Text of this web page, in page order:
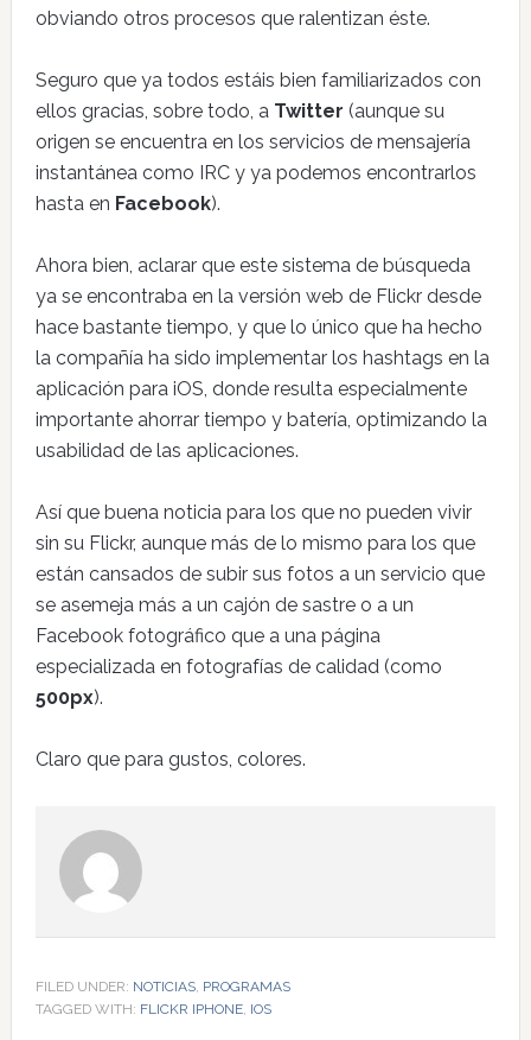
obviando otros procesos que ralentizan éste.
Seguro que ya todos estáis bien familiarizados con
ellos gracias, sobre todo, a Twitter (aunque su
origen se encuentra en los servicios de mensajería
instantánea como IRC y ya podemos encontrarlos
hasta en Facebook).
Ahora bien, aclarar que este sistema de búsqueda
ya se encontraba en la versión web de Flickr desde
hace bastante tiempo, y que lo único que ha hecho
la compañía ha sido implementar los hashtags en la
aplicación para iOS, donde resulta especialmente
importante ahorrar tiempo y batería, optimizando la
usabilidad de las aplicaciones.
Así que buena noticia para los que no pueden vivir
sin su Flickr, aunque más de lo mismo para los que
están cansados de subir sus fotos a un servicio que
se asemeja más a un cajón de sastre o a un
Facebook fotográfico que a una página
especializada en fotografías de calidad (como
500px).
Claro que para gustos, colores.
FILED UNDER: NOTICIAS, PROGRAMAS
TAGGED WITH: FLICKR IPHONE, IOS